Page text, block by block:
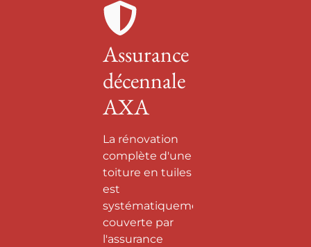
Assurance
décennale
AXA
La rénovation
complète d'une
toiture en tuiles
est
systématiquement
couverte par
l'assurance